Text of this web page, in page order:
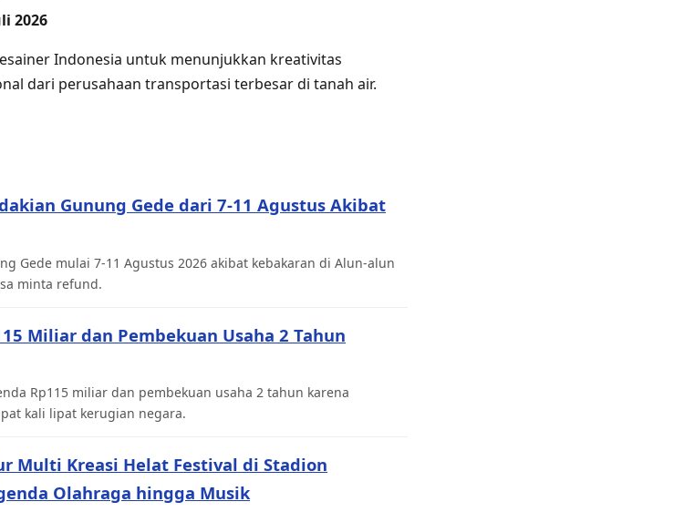
2026
Indonesia untuk menunjukkan kreativitas
dari perusahaan transportasi terbesar di tanah air.
Gunung Gede dari 7-11 Agustus Akibat
Gede mulai 7-11 Agustus 2026 akibat kebakaran di Alun-alun
minta refund.
Miliar dan Pembekuan Usaha 2 Tahun
Rp115 miliar dan pembekuan usaha 2 tahun karena
kali lipat kerugian negara.
Multi Kreasi Helat Festival di Stadion
Olahraga hingga Musik